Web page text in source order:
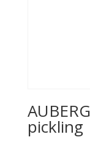
pickling